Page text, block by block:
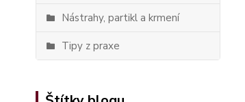
Nástrahy, partikl a krmení
Tipy z praxe